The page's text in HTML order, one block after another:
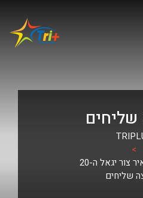
Button used only for
>
צור יגאל ה-20
שליחים